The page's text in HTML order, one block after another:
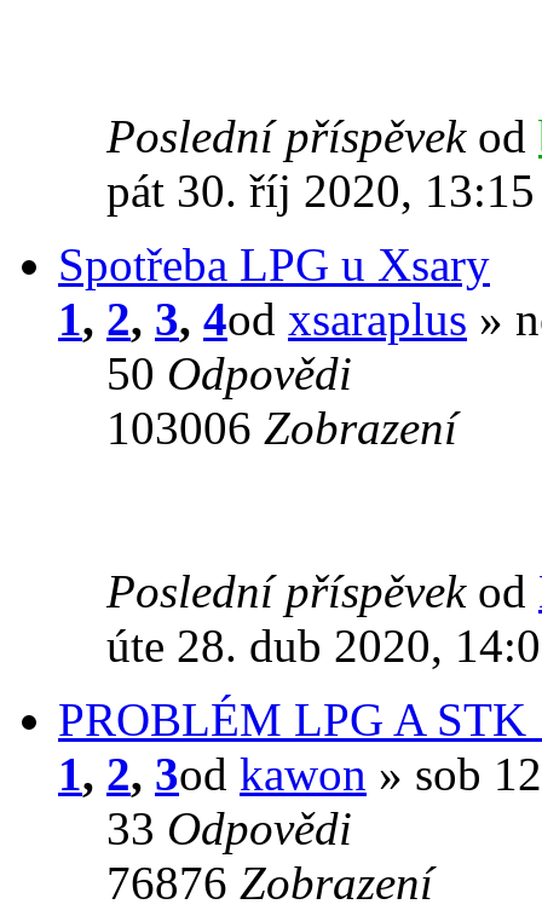
Poslední příspěvek od
pát 30. říj 2020, 13:15
Spotřeba LPG u Xsary
1, 2, 3, 4od xsaraplus »
50 Odpovědi
103006 Zobrazení
Poslední příspěvek od
úte 28. dub 2020,
PROBLÉM LPG A STK
1, 2, 3od kawon » sob
33 Odpovědi
76876 Zobrazení